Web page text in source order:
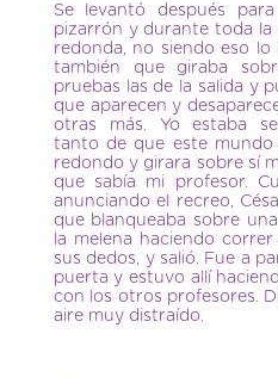
Se levantó después
pizarrón y durante toda la
redonda, no siendo eso
también que giraba
pruebas las de la salida y
que aparecen y
otras más. Yo estaba
tanto de que este mundo
redondo y girara sobre sí
que sabía mi profesor.
anunciando el recreo,
que blanqueaba sobre
la melena haciendo
sus dedos, y salió. Fue a
puerta y estuvo allí
con los otros profesores.
aire muy distraído.